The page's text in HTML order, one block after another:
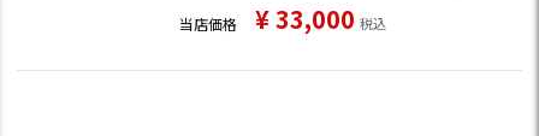
当店価格 ¥33,000 税込